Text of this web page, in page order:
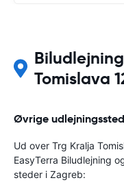
Tomislava
Øvrige
Ud over Trg Kralja
EasyTerra Biludlejning
steder i Zagreb: